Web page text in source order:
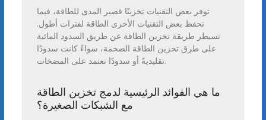
توفر بعض التقنيات تخزينًا قصير المدى للطاقة، فيما
تحفظ بعض التقنيات الأخرى الطاقة لفترات أطول.
تسيطر طريقة تخزين الطاقة عن طريق السدود المائية
على طرق تخزين الطاقة الضخمة، سواءً كانت سدودًا
تقليديةً أو سدودًا تعتمد على المضخات.
ما هي الفوائد الرئيسية لدمج تخزين الطاقة
مع الشبكات الصغيرة؟